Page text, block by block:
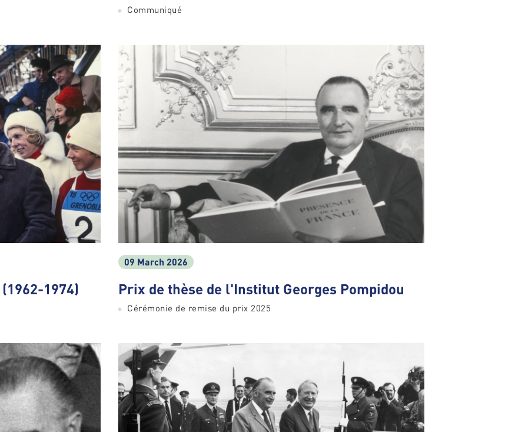
Communiqué
1974)
09 March 2026
Prix de thèse de l'Institut Georges Pompidou
Cérémonie de remise du prix 2025